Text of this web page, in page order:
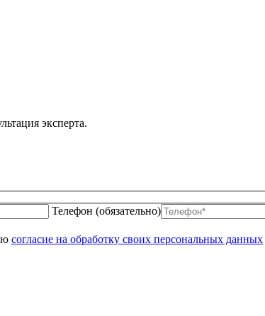
эксперта.
Телефон (обязательно)
согласие на обработку своих персональных данных